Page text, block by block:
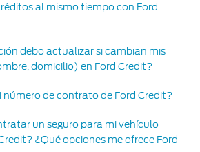
al mismo tiempo con Ford
debo actualizar si cambian mis
domicilio) en Ford Credit?
de contrato de Ford Credit?
un seguro para mi vehículo
¿Qué opciones me ofrece Ford